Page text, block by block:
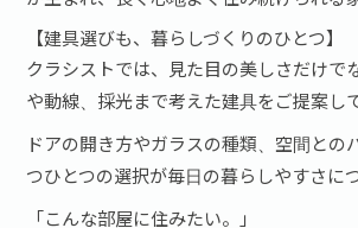
【建具選びも、暮らしづくりのひとつ】
クラシストでは、見た目の美しさだけで
や動線、採光まで考えた建具をご提案し
ドアの開き方やガラスの種類、空間との
つひとつの選択が毎日の暮らしやすさに
「こんな部屋に住みたい。」